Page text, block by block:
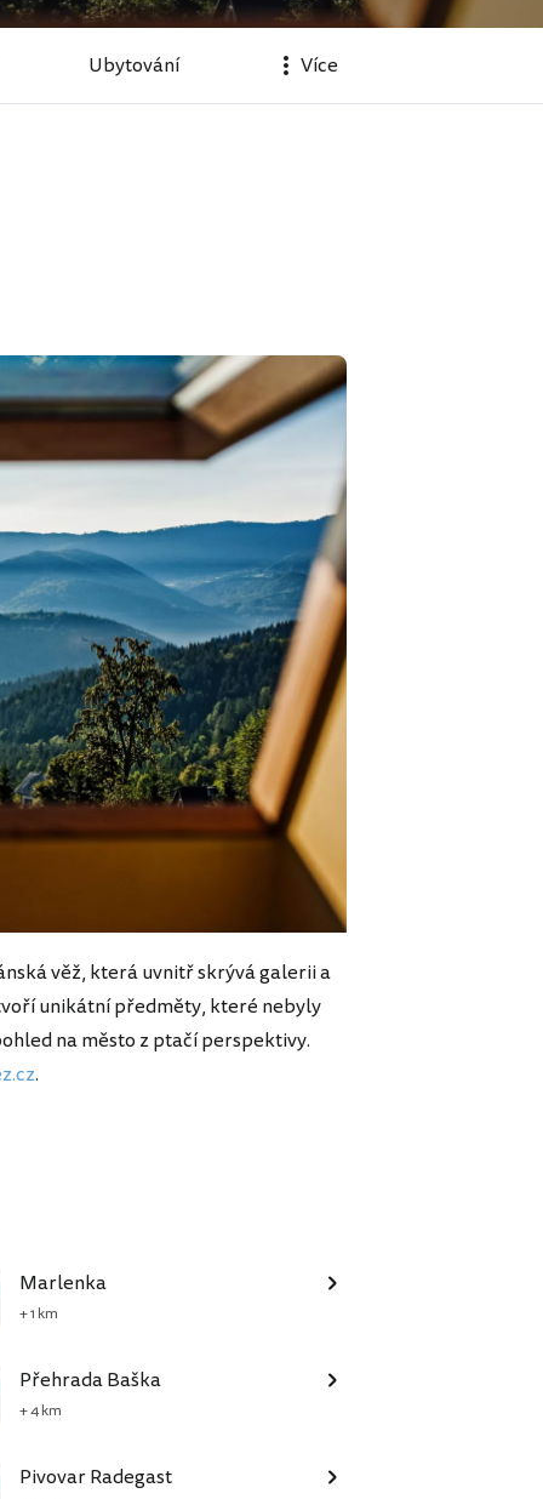
Ubytování Více
věž, která uvnitř skrývá galerii a
unikátní předměty, které nebyly
na město z ptačí perspektivy.
.
Marlenka
+ 1 km
Přehrada Baška
+ 4 km
Pivovar Radegast